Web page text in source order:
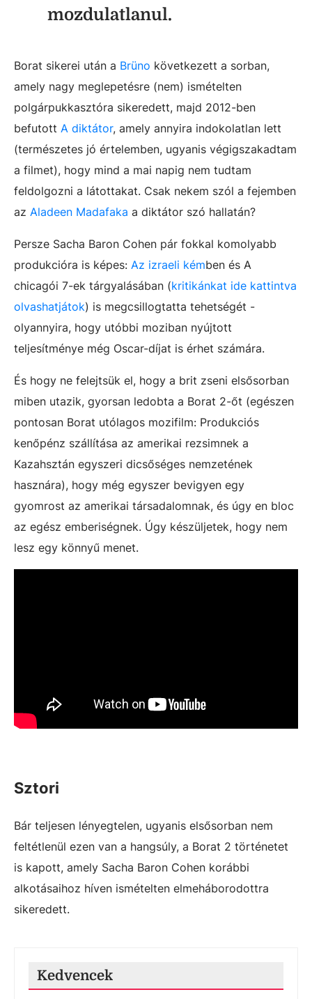
mozdulatlanul.
Borat sikerei után a Brüno következett a sorban,
amely nagy meglepetésre (nem) ismételten
polgárpukkasztóra sikeredett, majd 2012-ben
befutott A diktátor, amely annyira indokolatlan lett
(természetes jó értelemben, ugyanis végigszakadtam
a filmet), hogy mind a mai napig nem tudtam
feldolgozni a látottakat. Csak nekem szól a fejemben
az Aladeen Madafaka a diktátor szó hallatán?
Persze Sacha Baron Cohen pár fokkal komolyabb
produkcióra is képes: Az izraeli kémben és A
chicagói 7-ek tárgyalásában (kritikánkat ide kattintva
olvashatjátok) is megcsillogtatta tehetségét -
olyannyira, hogy utóbbi moziban nyújtott
teljesítménye még Oscar-díjat is érhet számára.
És hogy ne felejtsük el, hogy a brit zseni elsősorban
miben utazik, gyorsan ledobta a Borat 2-őt (egészen
pontosan Borat utólagos mozifilm: Produkciós
kenőpénz szállítása az amerikai rezsimnek a
Kazahsztán egyszeri dicsőséges nemzetének
hasznára), hogy még egyszer bevigyen egy
gyomrost az amerikai társadalomnak, és úgy en bloc
az egész emberiségnek. Úgy készüljetek, hogy nem
lesz egy könnyű menet.
Sztori
Bár teljesen lényegtelen, ugyanis elsősorban nem
feltétlenül ezen van a hangsúly, a Borat 2 történetet
is kapott, amely Sacha Baron Cohen korábbi
alkotásaihoz híven ismételten elmeháborodottra
sikeredett.
Kedvencek